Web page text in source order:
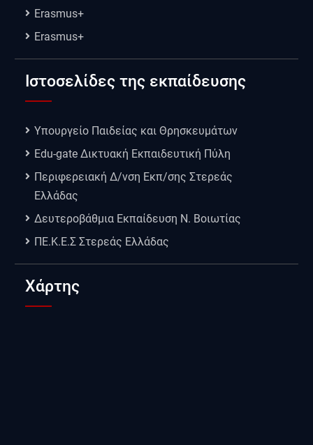
Erasmus+
Erasmus+
Ιστοσελίδες της εκπαίδευσης
Υπουργείο Παιδείας και Θρησκευμάτων
Edu-gate Δικτυακή Εκπαιδευτική Πύλη
Περιφερειακή Δ/νση Εκπ/σης Στερεάς
Ελλάδας
Δευτεροβάθμια Εκπαίδευση Ν. Βοιωτίας
ΠΕ.Κ.Ε.Σ Στερεάς Ελλάδας
Χάρτης